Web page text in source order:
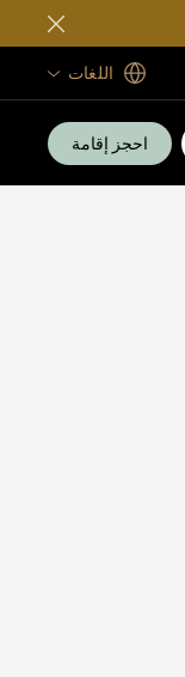
اللغات
احجز إقامة